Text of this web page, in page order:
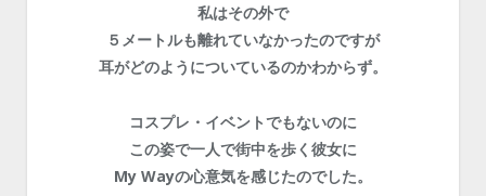
私はその外で
５メートルも離れていなかったのですが
耳がどのようについているのかわからず。
コスプレ・イベントでもないのに
この姿で一人で街中を歩く彼女に
My Wayの心意気を感じたのでした。